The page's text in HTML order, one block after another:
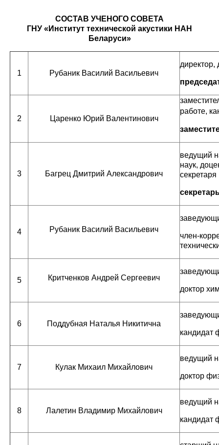
СОСТАВ УЧЕНОГО СОВЕТА
ГНУ «Институт технической акустики НАН
Беларуси»
1 Рубаник Василий Васильевич
директор,
2 Царенко Юрий Валентинович
работе,
3 Багрец Дмитрий Александрович
ведущий
наук,
секретаря
4 Рубаник Василий Васильевич
член-
5 Критченков Андрей Сергеевич
доктор
6 Поддубная Наталья Никитична
кандидат
7 Кулак Михаил Михайлович
ведущий
доктор
8 Лалетин Владимир Михайлович
ведущий
кандидат